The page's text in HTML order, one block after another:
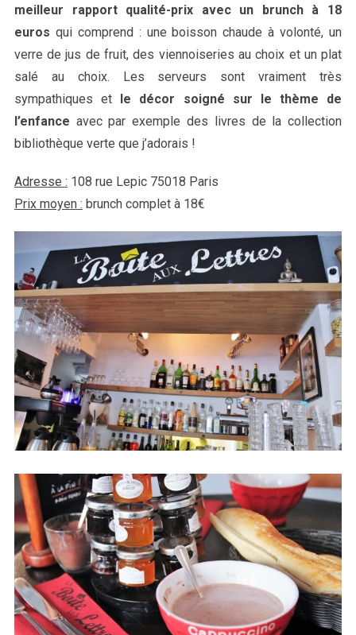
meilleur rapport qualité-prix avec un brunch à 18
euros qui comprend : une boisson chaude à volonté, un
verre de jus de fruit, des viennoiseries au choix et un plat
salé au choix. Les serveurs sont vraiment très
sympathiques et
le décor soigné sur le thème de
l’enfance avec par exemple des livres de la collection
bibliothèque verte que j’adorais !
Adresse : 108 rue Lepic 75018 Paris
Prix moyen : brunch complet à 18€